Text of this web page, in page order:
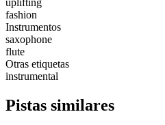
fashion
Instrumentos
saxophone
flute
Otras etiquetas
instrumental
Pistas similares